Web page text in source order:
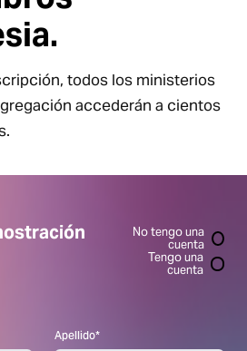
todos los ministerios
accederán a cientos
No tengo una
cuenta
Tengo una
cuenta
Apellido*